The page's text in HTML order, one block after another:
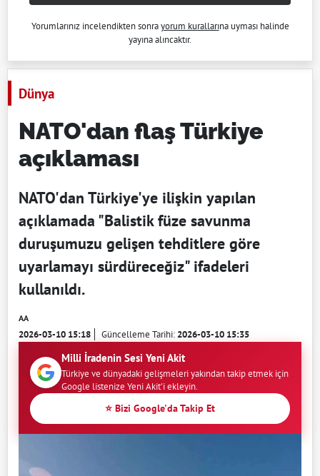
Yorumlarınız incelendikten sonrayorum kurallarına uyması halinde
yayına alıncaktır.
Dünya
NATO'dan flaş Türkiye
açıklaması
NATO'dan Türkiye'ye ilişkin yapılan
açıklamada "Balistik füze savunma
duruşumuzu gelişen tehditlere göre
uyarlamayı sürdüreceğiz" ifadeleri
kullanıldı.
AA
2026-03-10 15:18 Güncelleme Tarihi:2026-03-10 15:35
Milli İradenin Sesi Yeni Akit
Türkiye ve dünyadaki gelişmeleri yakından takip etmek için
Google listenize Yeni Akit'i ekleyin.
⭐ Bizi Google'da Takip Et